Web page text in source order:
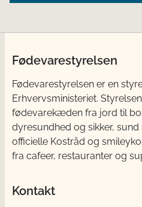
Fødevarestyrelsen
Fødevarestyrelsen er en
Erhvervsministeriet.
fødevarekæden fra jord til
dyresundhed og sikker, sund
officielle Kostråd og
fra cafeer, restauranter og
Kontakt